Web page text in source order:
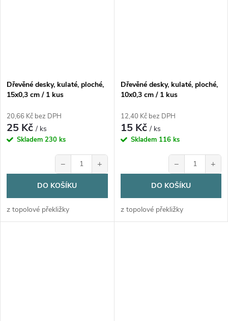
Dřevěné desky, kulaté, ploché,
15x0,3 cm / 1 kus
20,66 Kč bez DPH
25 Kč/ ks
Skladem 230 ks
− +
DO KOŠÍKU
z topolové překližky
Dřevěné desky, kulaté, ploché,
10x0,3 cm / 1 kus
12,40 Kč bez DPH
15 Kč/ ks
Skladem 116 ks
− +
DO KOŠÍKU
z topolové překližky